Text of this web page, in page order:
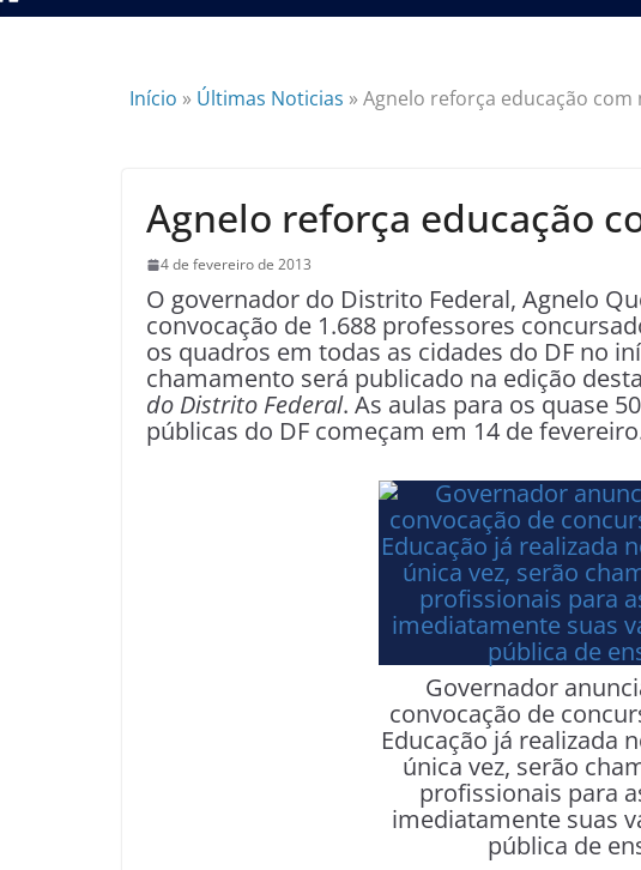
Início » Últimas Noticias »Agnelo reforça educação
Agnelo reforça educação
4 de fevereiro de 2013
O governador do Distrito Federal, Agnelo
convocação de 1.688 professores
os quadros em todas as cidades do DF no
chamamento será publicado na edição
do Distrito Federal. As aulas para os quase
públicas do DF começam em 14 de
Governador
convocação de
Educação já realizada
única vez, serão
profissionais para
imediatamente suas
pública de